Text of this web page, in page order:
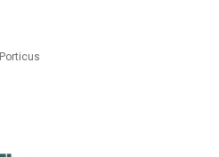
Porticus